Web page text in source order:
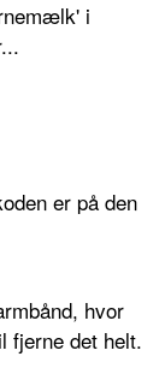
i
er på den
hvor
fjerne det helt.